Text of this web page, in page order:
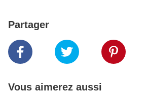
Partager
Vous aimerez aussi